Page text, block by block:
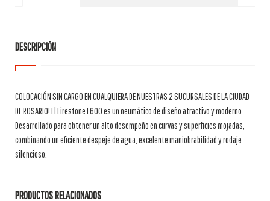
DESCRIPCIÓN
COLOCACIÓN SIN CARGO EN CUALQUIERA DE NUESTRAS 2 SUCURSALES DE LA CIUDAD
DE ROSARIO! El Firestone F600 es un neumático de diseño atractivo y moderno.
Desarrollado para obtener un alto desempeño en curvas y superficies mojadas,
combinando un eficiente despeje de agua, excelente maniobrabilidad y rodaje
silencioso.
PRODUCTOS RELACIONADOS